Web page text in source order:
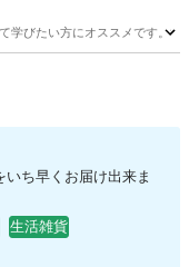
学びたい方にオススメです。欲
ち早くお届け出来ま
生活雑貨